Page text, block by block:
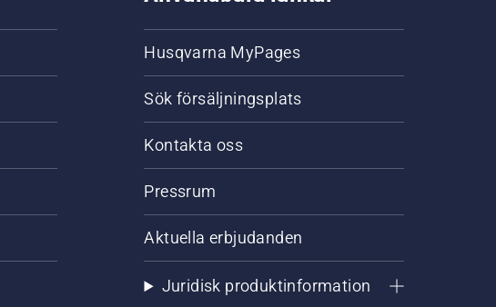
Husqvarna MyPages
Sök försäljningsplats
Kontakta oss
Pressrum
Aktuella erbjudanden
Juridisk produktinformation